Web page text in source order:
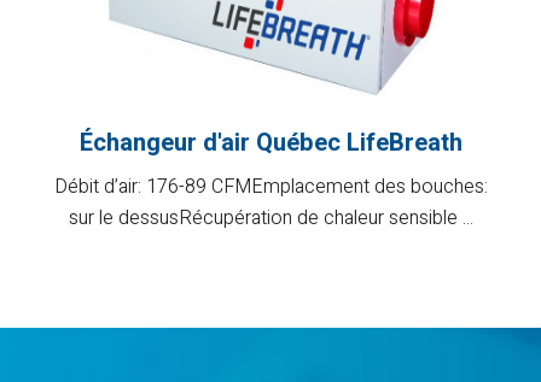
Échangeur d'air Québec LifeBreath
Débit d’air: 176-89 CFMEmplacement des bouches:
sur le dessusRécupération de chaleur sensible ...